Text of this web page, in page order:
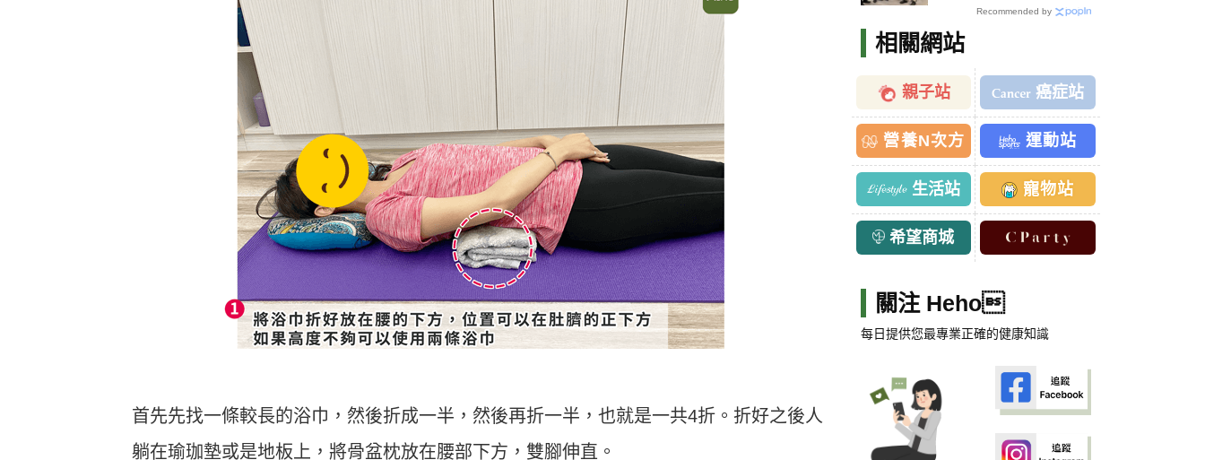
首先先找一條較長的浴巾，然後折成一半，然後再折一半，也就是一共4折。折好之後人
躺在瑜珈墊或是地板上，將骨盆枕放在腰部下方，雙腳伸直。
Recommended by
相關網站
親子站 癌症站
營養N次方 運動站
生活站 寵物站
希望商城
關注 Heho
每日提供您最專業正確的健康知識